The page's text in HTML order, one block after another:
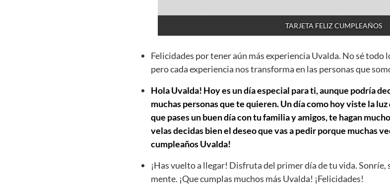
TARJETA FELIZ CUMPLEAÑOS
Felicidades por tener aún más experiencia Uvalda. No sé todo
pero cada experiencia nos transforma en las personas que
Hola Uvalda! Hoy es un día especial para ti, aunque podría
muchas personas que te quieren. Un día como hoy viste la
que pases un buen día con tu familia y amigos, te hagan
velas decidas bien el deseo que vas a pedir porque muchas
cumpleaños Uvalda!
¡Has vuelto a llegar! Disfruta del primer día de tu vida. Sonríe,
mente. ¡Que cumplas muchos más Uvalda! ¡Felicidades!